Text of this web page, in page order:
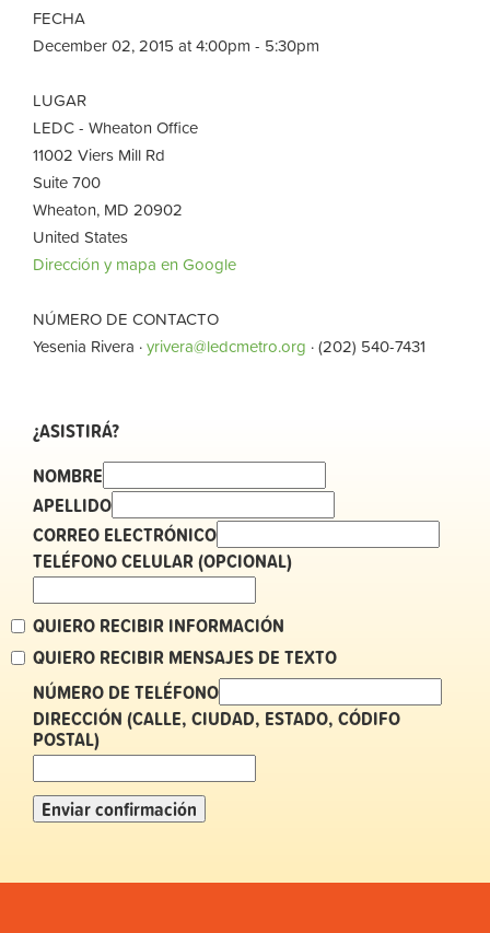
FECHA
December 02, 2015 at 4:00pm - 5:30pm
LUGAR
LEDC - Wheaton Office
11002 Viers Mill Rd
Suite 700
Wheaton, MD 20902
United States
Dirección y mapa en Google
NÚMERO DE CONTACTO
Yesenia Rivera ·yrivera@ledcmetro.org · (202) 540-7431
¿ASISTIRÁ?
NOMBRE
APELLIDO
CORREO ELECTRÓNICO
TELÉFONO CELULAR (OPCIONAL)
QUIERO RECIBIR INFORMACIÓN
QUIERO RECIBIR MENSAJES DE TEXTO
NÚMERO DE TELÉFONO
DIRECCIÓN (CALLE, CIUDAD, ESTADO, CÓDIFO
POSTAL)